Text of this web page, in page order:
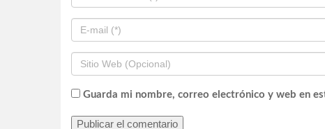
Guarda mi nombre, correo electrónico y web en